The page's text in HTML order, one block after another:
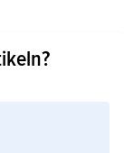
1828–
1874.